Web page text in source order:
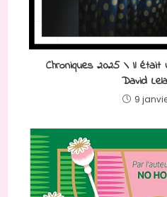
Chroniques 2025 \ Il
David
9